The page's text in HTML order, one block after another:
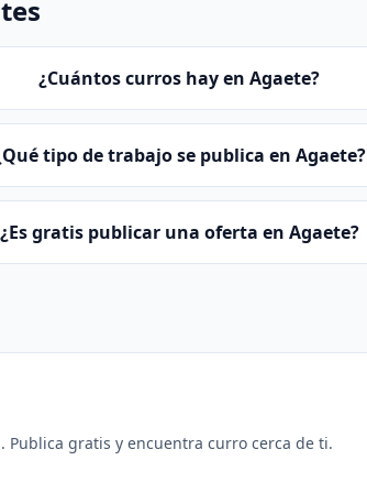
¿Cuántos curros hay en Agaete?
tipo de trabajo se publica en Agaete?
¿Es gratis publicar una oferta en Agaete?
Publica gratis y encuentra curro cerca de ti.